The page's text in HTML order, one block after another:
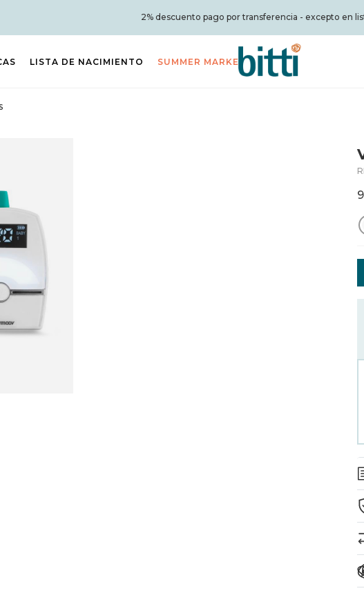
2% descuento pago por transferencia - excepto en
LISTA DE NACIMIENTO SUMMER MARKET